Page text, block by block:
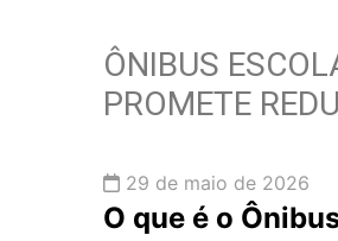
ÔNIBUS
PROMETE
29 de maio de 2026
O que é o